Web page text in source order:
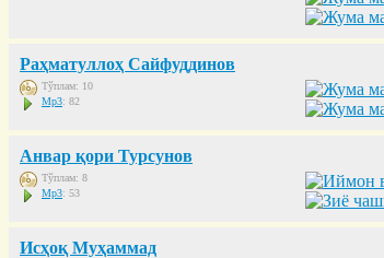
Раҳматуллоҳ Сайфуддинов
Тўплам: 10
Mp3: 82
Анвар қори Турсунов
Тўплам: 8
Mp3: 53
Исҳоқ Муҳаммад